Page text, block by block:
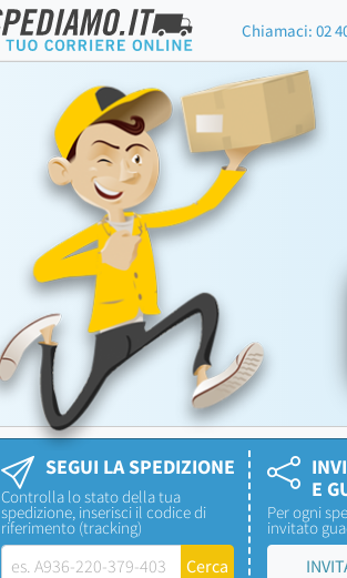
Chiamaci: 02
SEGUI LA SPEDIZIONE
Controlla lo stato della tua
spedizione, inserisci il codice di
riferimento (tracking)
E
Per ogni
invitato